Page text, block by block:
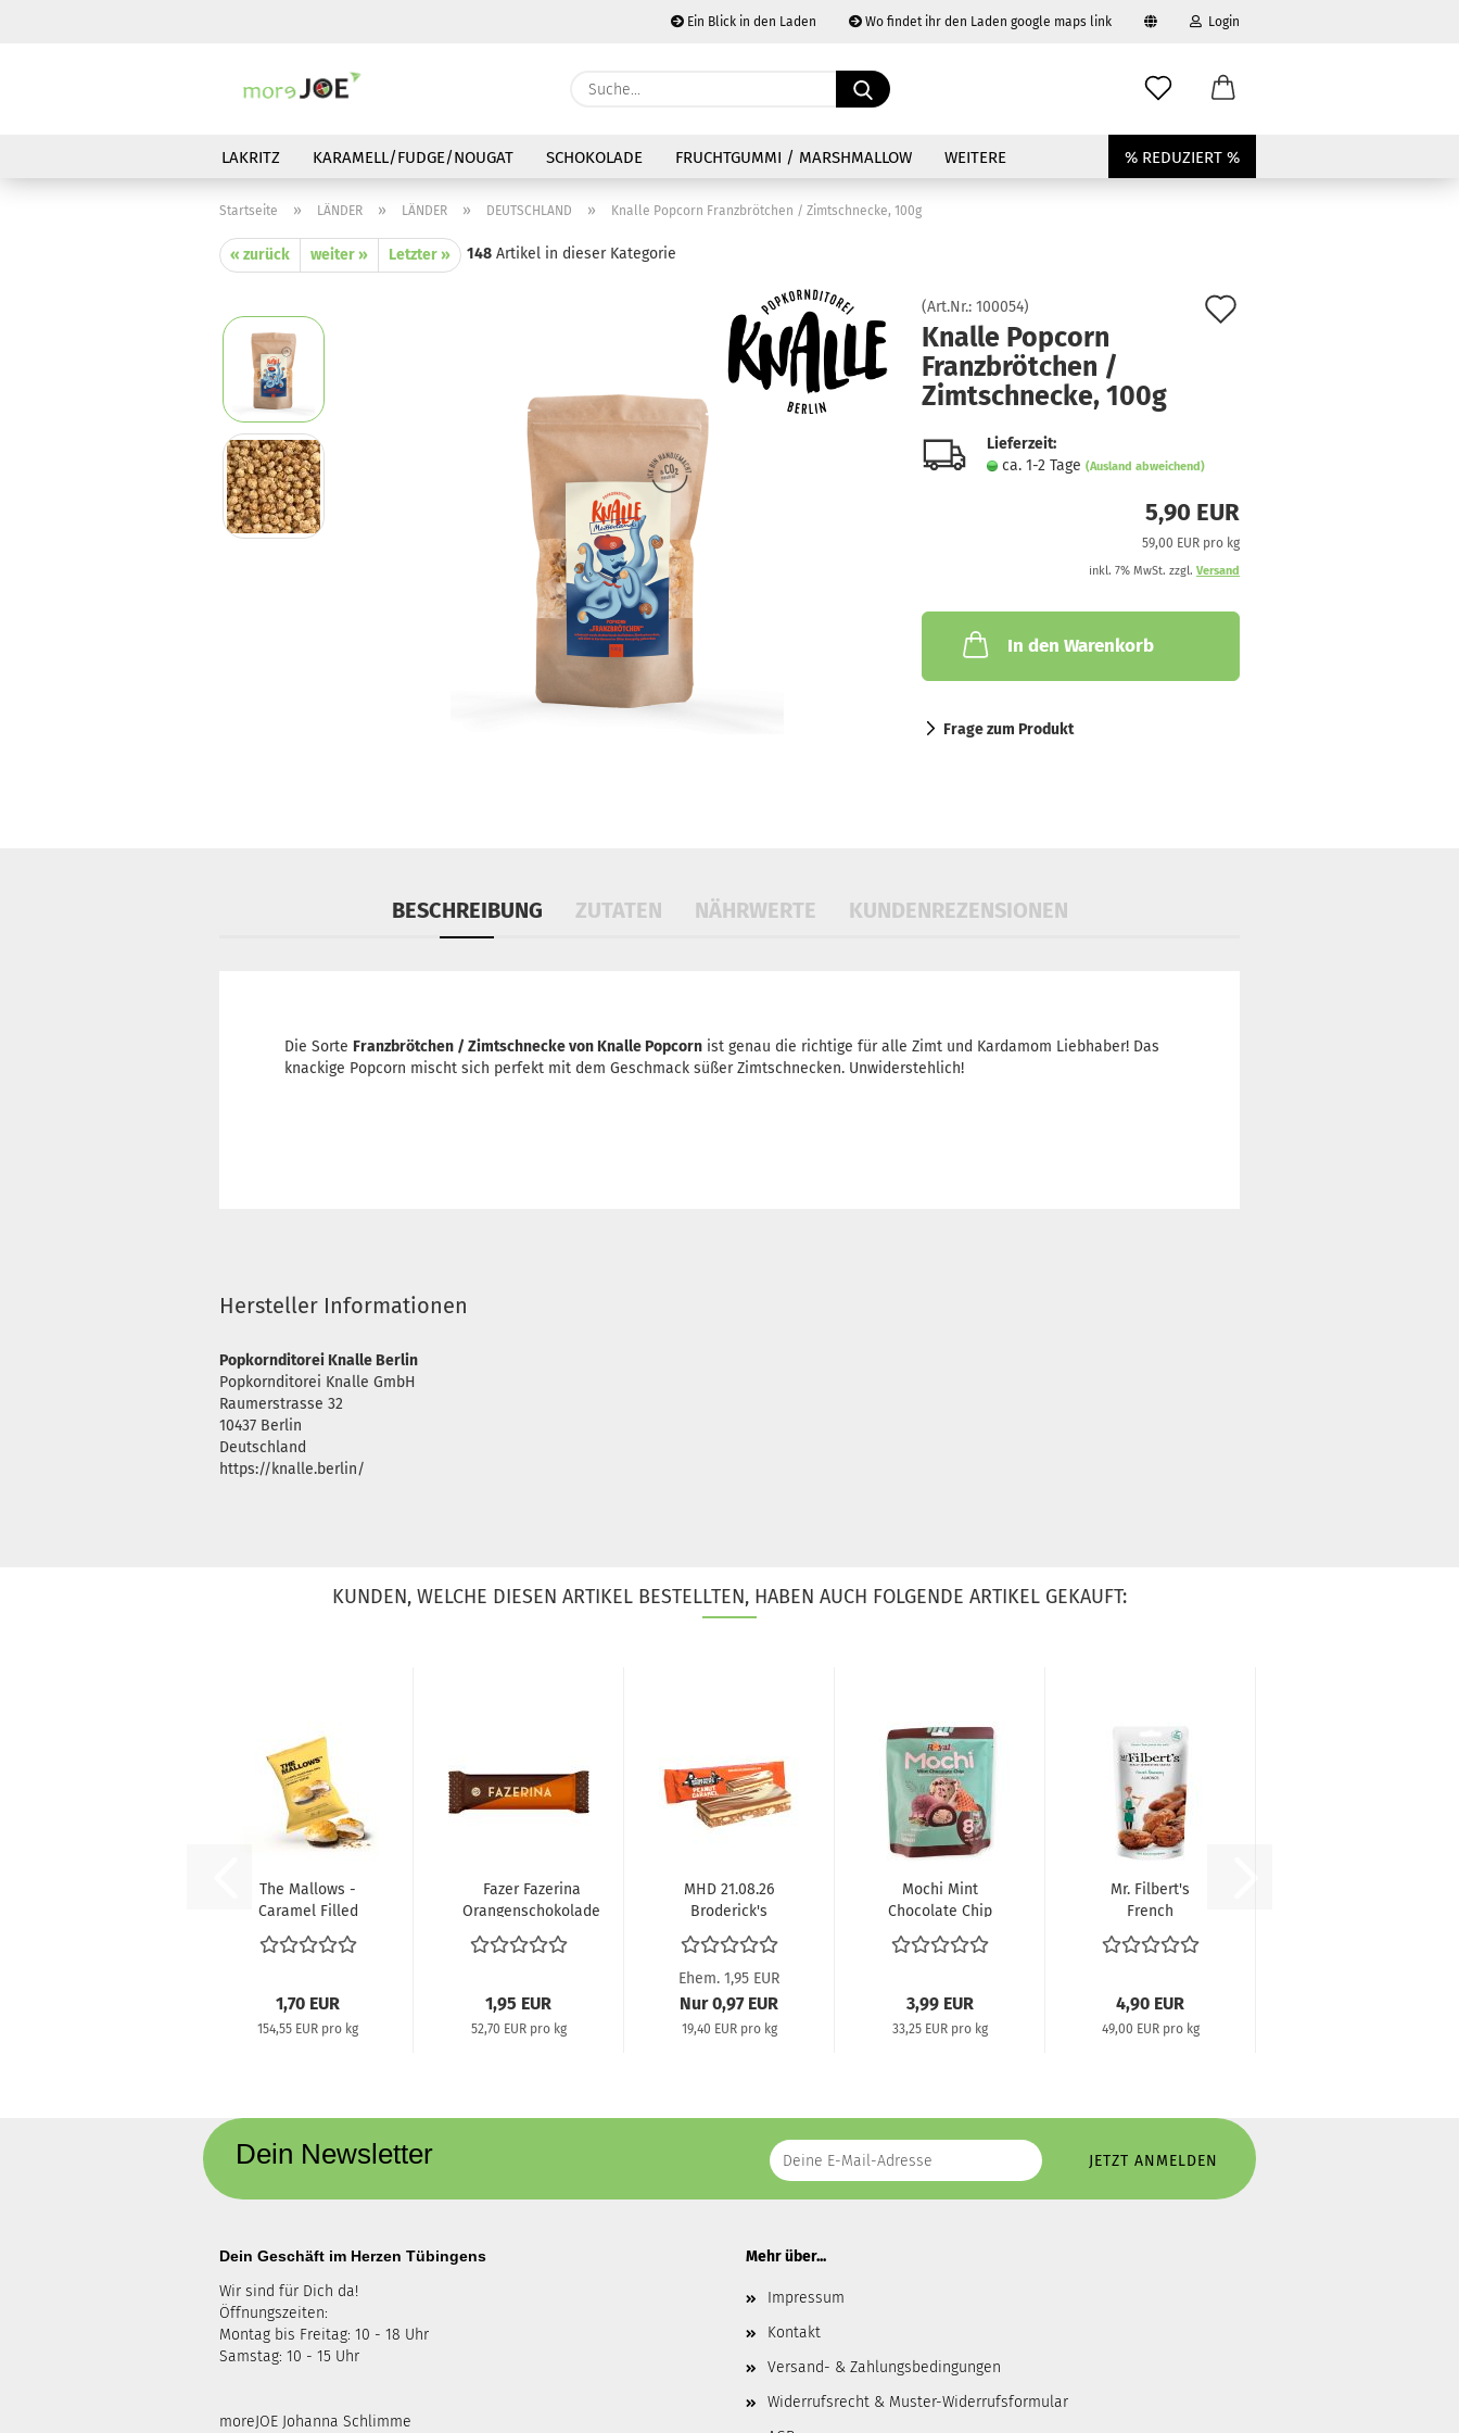
Ein Blick in den Laden Wo findet ihr den Laden google maps link
Währung auswählen
Login
Konto erstellen
Passwort vergessen?
Suche...
LAKRITZ KARAMELL/FUDGE/NOUGAT SCHOKOLADE FRUCHTGUMMI / MARSHMALLOW % REDUZIERT %
WEITERE
Startseite » LÄNDER » LÄNDER » DEUTSCHLAND » Knalle Popcorn Franzbrötchen / Zimtschnecke, 100g
« zurück weiter » Letzter » 148 Artikel in dieser Kategorie
(Art.Nr.: 100054)
Knalle Popcorn
Franzbrötchen /
Zimtschnecke, 100g
Lieferzeit:
ca. 1-2 Tage (Ausland abweichend)
5,90 EUR
59,00 EUR pro kg
inkl. 7% MwSt. zzgl. Versand
In den Warenkorb
Frage zum Produkt
BESCHREIBUNG ZUTATEN NÄHRWERTE KUNDENREZENSIONEN
Die Sorte Franzbrötchen / Zimtschnecke von Knalle Popcorn ist genau die richtige für alle Zimt und Kardamom Liebhaber! Das
knackige Popcorn mischt sich perfekt mit dem Geschmack süßer Zimtschnecken. Unwiderstehlich!
Hersteller Informationen
Popkornditorei Knalle Berlin
Popkornditorei Knalle GmbH
Raumerstrasse 32
10437 Berlin
Deutschland
https://knalle.berlin/
KUNDEN, WELCHE DIESEN ARTIKEL BESTELLTEN, HABEN AUCH FOLGENDE ARTIKEL GEKAUFT:
The Mallows -
Caramel Filled
Mallows +
Crunchy...
1,70 EUR
154,55 EUR pro kg
Fazer Fazerina
Orangenschokolade
37g
1,95 EUR
52,70 EUR pro kg
MHD 21.08.26
Broderick's
Riegel Peanut...
Ehem. 1,95 EUR
Nur 0,97 EUR
19,40 EUR pro kg
Mochi Mint
Chocolate Chip
120g
3,99 EUR
33,25 EUR pro kg
Mr. Filbert's
French
Rosemary
Almonds, 100g...
4,90 EUR
49,00 EUR pro kg
Dein Newsletter
Dein Geschäft im Herzen Tübingens
Wir sind für Dich da!
Öffnungszeiten:
Montag bis Freitag: 10 - 18 Uhr
Samstag: 10 - 15 Uhr
moreJOE Johanna Schlimme
Mehr über...
Impressum
Kontakt
Versand- & Zahlungsbedingungen
Widerrufsrecht & Muster-Widerrufsformular